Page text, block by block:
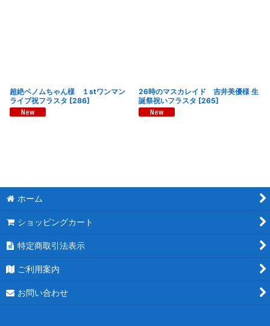
超絶ベノムちゃん様 １stワンマン
ライブ祝フラスタ [286]
26時のマスカレイド 吉井美優様 生
誕祭祝いフラスタ [265]
ホーム
ショッピングカート
特定商取引法表示
ご利用案内
お問い合わせ